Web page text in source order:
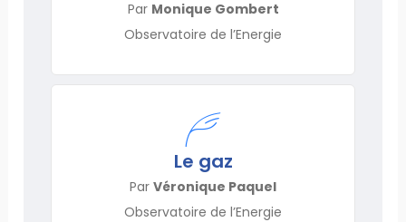
Par Monique Gombert
Observatoire de l’Energie
Le gaz
Par Véronique Paquel
Observatoire de l’Energie